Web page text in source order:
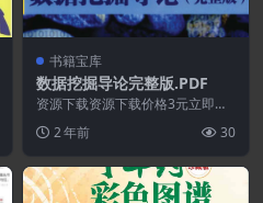
书籍宝库
数据挖掘导论完整版.PDF
资源下载资源下载价格3元立即购
2 年前 30